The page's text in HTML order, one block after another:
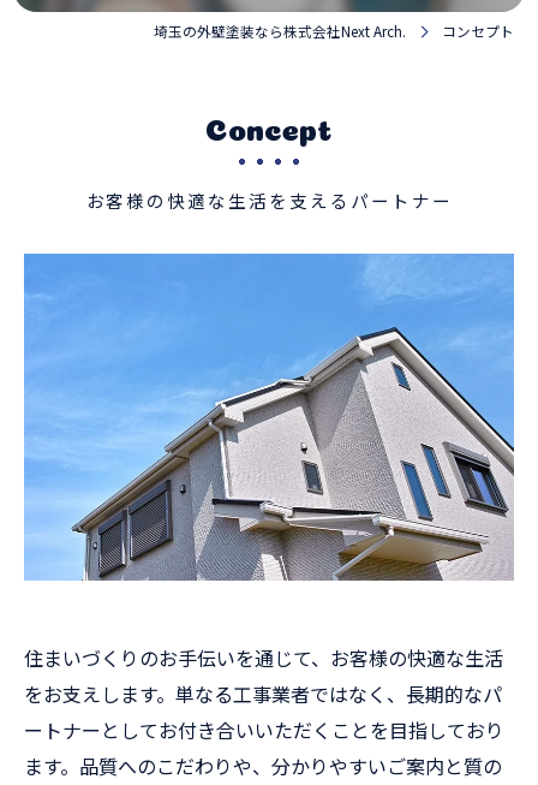
埼玉の外壁塗装なら株式会社Next Arch. コンセプト
お客様の快適な生活を支えるパートナー
Concept
住まいづくりのお手伝いを通じて、お客様の快適な生活
をお支えします。単なる工事業者ではなく、長期的なパ
ートナーとしてお付き合いいただくことを目指しており
ます。品質へのこだわりや、分かりやすいご案内と質の